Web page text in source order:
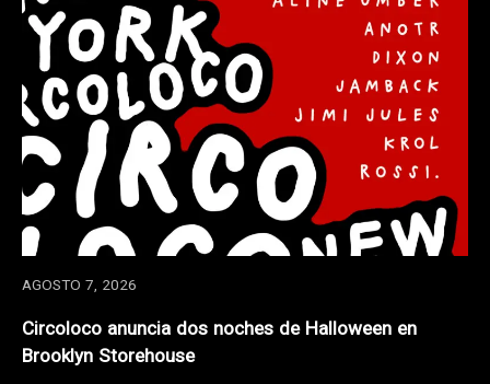
AGOSTO 7, 2026
Circoloco anuncia dos noches de Halloween en
Brooklyn Storehouse